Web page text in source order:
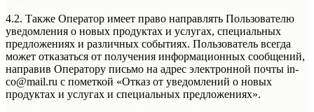
4.2. Также Оператор имеет право направлять Пользователю
уведомления о новых продуктах и услугах, специальных
предложениях и различных событиях. Пользователь всегда
может отказаться от получения информационных сообщений,
направив Оператору письмо на адрес электронной почты in-
co@mail.ru с пометкой «Отказ от уведомлений о новых
продуктах и услугах и специальных предложениях».